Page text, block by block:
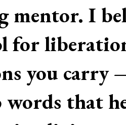
I
for
you carry
that